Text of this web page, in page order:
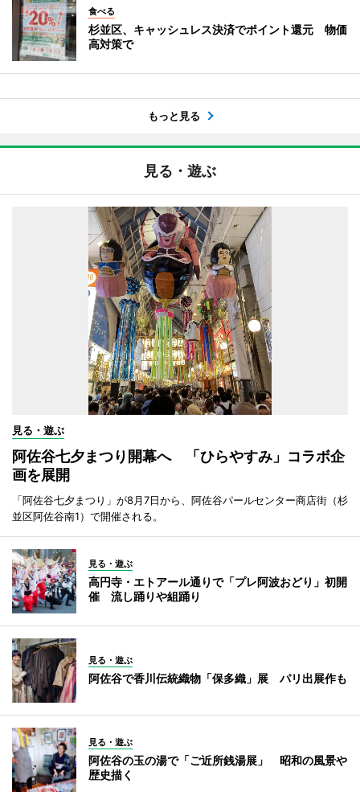
食べる
杉並区、キャッシュレス決済でポイント還元 物価
高対策で
もっと見る
見る・遊ぶ
見る・遊ぶ
阿佐谷七夕まつり開幕へ 「ひらやすみ」コラボ企
画を展開
「阿佐谷七夕まつり」が8月7日から、阿佐谷パールセンター商店街（杉
並区阿佐谷南1）で開催される。
見る・遊ぶ
高円寺・エトアール通りで「プレ阿波おどり」初開
催 流し踊りや組踊り
見る・遊ぶ
阿佐谷で香川伝統織物「保多織」展 パリ出展作も
見る・遊ぶ
阿佐谷の玉の湯で「ご近所銭湯展」 昭和の風景や
歴史描く